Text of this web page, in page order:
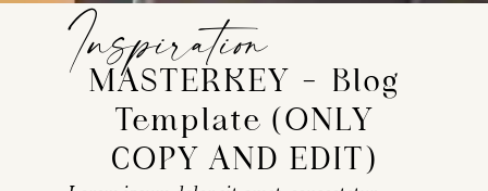
Inspiration
MASTERKEY – Blog
Template (ONLY
COPY AND EDIT)